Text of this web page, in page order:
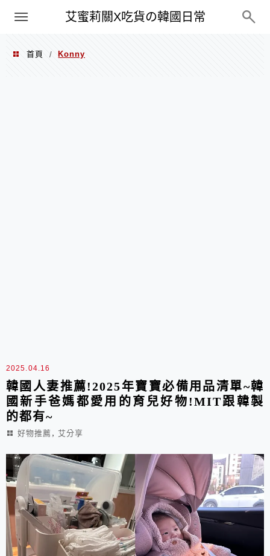
艾蜜莉關X吃貨の韓國日常
PXN
首頁 / Konny
2025.04.16
韓國人妻推薦!2025年寶寶必備用品清單~韓
國新手爸媽都愛用的育兒好物!MIT跟韓製
的都有~
好物推薦 , 艾分享